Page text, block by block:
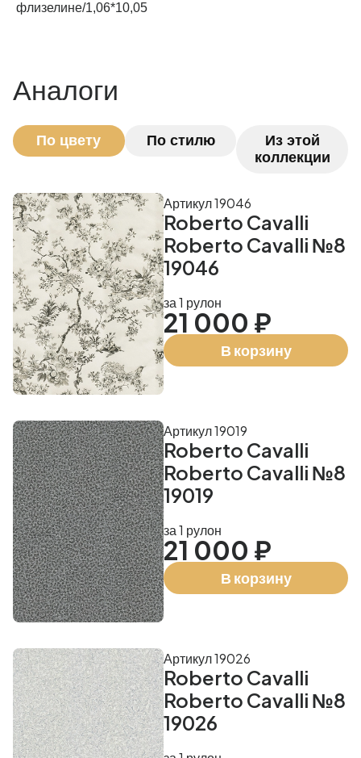
флизелине/1,06*10,05
Аналоги
По цвету По стилю
Из этой
коллекции
Roberto Cavalli
Roberto Cavalli №8
19046
Артикул 19046
за 1 рулон
21 000 ₽
В корзину
Roberto Cavalli
Roberto Cavalli №8
19019
Артикул 19019
за 1 рулон
21 000 ₽
В корзину
Roberto Cavalli
Roberto Cavalli №8
19026
Артикул 19026